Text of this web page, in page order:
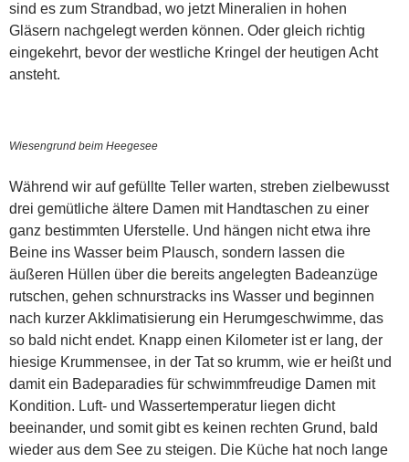
sind es zum Strandbad, wo jetzt Mineralien in hohen
Gläsern nachgelegt werden können. Oder gleich richtig
eingekehrt, bevor der westliche Kringel der heutigen Acht
ansteht.
Wiesengrund beim Heegesee
Während wir auf gefüllte Teller warten, streben zielbewusst
drei gemütliche ältere Damen mit Handtaschen zu einer
ganz bestimmten Uferstelle. Und hängen nicht etwa ihre
Beine ins Wasser beim Plausch, sondern lassen die
äußeren Hüllen über die bereits angelegten Badeanzüge
rutschen, gehen schnurstracks ins Wasser und beginnen
nach kurzer Akklimatisierung ein Herumgeschwimme, das
so bald nicht endet. Knapp einen Kilometer ist er lang, der
hiesige Krummensee, in der Tat so krumm, wie er heißt und
damit ein Badeparadies für schwimmfreudige Damen mit
Kondition. Luft- und Wassertemperatur liegen dicht
beeinander, und somit gibt es keinen rechten Grund, bald
wieder aus dem See zu steigen. Die Küche hat noch lange